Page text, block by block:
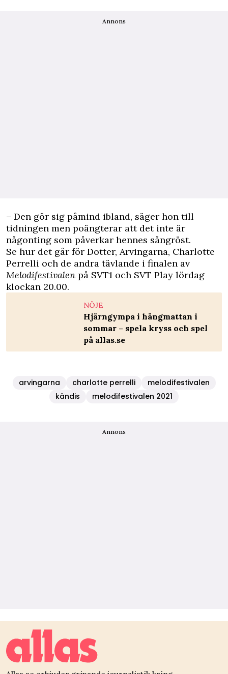
Annons
– Den gör sig påmind ibland, säger hon till
tidningen men poängterar att det inte är
någonting som påverkar hennes sångröst.
Se hur det går för Dotter, Arvingarna, Charlotte
Perrelli och de andra tävlande i finalen av
Melodifestivalen på SVT1 och SVT Play lördag
klockan 20.00.
NÖJE
Hjärngympa i hängmattan i
sommar – spela kryss och spel
på allas.se
arvingarna charlotte perrelli
melodifestivalen
kändis
melodifestivalen 2021
Annons